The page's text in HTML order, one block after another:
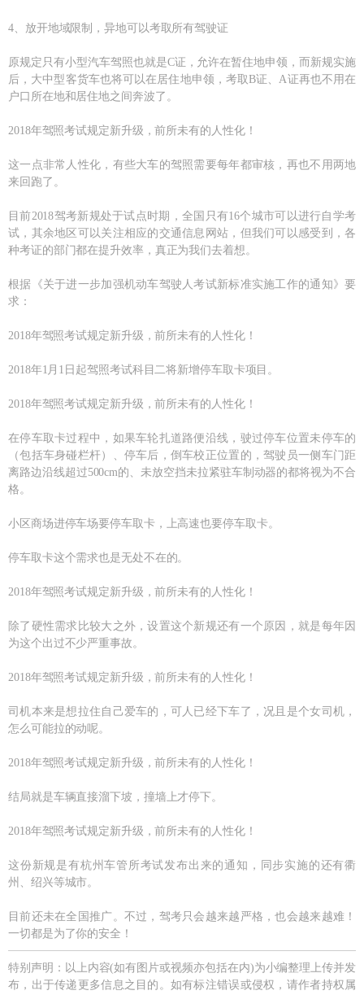
4、放开地域限制，异地可以考取所有驾驶证
原规定只有小型汽车驾照也就是C证，允许在暂住地申领，而新规实施
后，大中型客货车也将可以在居住地申领，考取B证、A证再也不用在
户口所在地和居住地之间奔波了。
2018年驾照考试规定新升级，前所未有的人性化！
这一点非常人性化，有些大车的驾照需要每年都审核，再也不用两地
来回跑了。
目前2018驾考新规处于试点时期，全国只有16个城市可以进行自学考
试，其余地区可以关注相应的交通信息网站，但我们可以感受到，各
种考证的部门都在提升效率，真正为我们去着想。
根据《关于进一步加强机动车驾驶人考试新标准实施工作的通知》要
求：
2018年驾照考试规定新升级，前所未有的人性化！
2018年1月1日起驾照考试科目二将新增停车取卡项目。
2018年驾照考试规定新升级，前所未有的人性化！
在停车取卡过程中，如果车轮扎道路便沿线，驶过停车位置未停车的
（包括车身碰栏杆）、停车后，倒车校正位置的，驾驶员一侧车门距
离路边沿线超过500cm的、未放空挡未拉紧驻车制动器的都将视为不合
格。
小区商场进停车场要停车取卡，上高速也要停车取卡。
停车取卡这个需求也是无处不在的。
2018年驾照考试规定新升级，前所未有的人性化！
除了硬性需求比较大之外，设置这个新规还有一个原因，就是每年因
为这个出过不少严重事故。
2018年驾照考试规定新升级，前所未有的人性化！
司机本来是想拉住自己爱车的，可人已经下车了，况且是个女司机，
怎么可能拉的动呢。
2018年驾照考试规定新升级，前所未有的人性化！
结局就是车辆直接溜下坡，撞墙上才停下。
2018年驾照考试规定新升级，前所未有的人性化！
这份新规是有杭州车管所考试发布出来的通知，同步实施的还有衢
州、绍兴等城市。
目前还未在全国推广。不过，驾考只会越来越严格，也会越来越难！
一切都是为了你的安全！
特别声明：以上内容(如有图片或视频亦包括在内)为小编整理上传并发
布，出于传递更多信息之目的。如有标注错误或侵权，请作者持权属